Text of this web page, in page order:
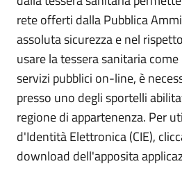
rete offerti dalla Pubblica
assoluta sicurezza e nel
usare la tessera sanitaria come
servizi pubblici on-line, è
presso uno degli sportelli
regione di appartenenza. Per
d'Identità Elettronica (CIE),
download dell'apposita